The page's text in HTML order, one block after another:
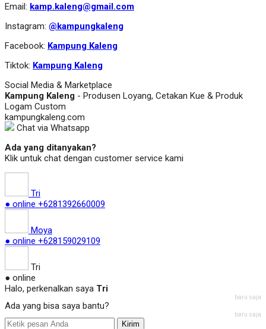
Email: kamp.kaleng@gmail.com
Instagram: @kampungkaleng
Facebook: Kampung Kaleng
Tiktok: Kampung Kaleng
Social Media & Marketplace
Kampung Kaleng - Produsen Loyang, Cetakan Kue & Produk
Logam Custom
kampungkaleng.com
Chat via Whatsapp
Ada yang ditanyakan?
Klik untuk chat dengan customer service kami
Tri
● online +6281392660009
Moya
● online +628159029109
Tri
● online
Halo, perkenalkan saya Tri
baru saja
Ada yang bisa saya bantu?
baru saja
Kirim